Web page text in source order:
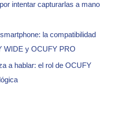
intentar capturarlas a mano
la compatibilidad
WIDE y OCUFY PRO
a hablar: el rol de OCUFY